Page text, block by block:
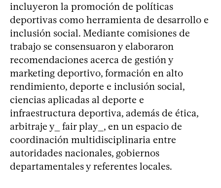
incluyeron la promoción de políticas
deportivas como herramienta de desarrollo e
inclusión social. Mediante comisiones de
trabajo se consensuaron y elaboraron
recomendaciones acerca de gestión y
marketing deportivo, formación en alto
rendimiento, deporte e inclusión social,
ciencias aplicadas al deporte e
infraestructura deportiva, además de ética,
arbitraje y_ fair play_, en un espacio de
coordinación multidisciplinaria entre
autoridades nacionales, gobiernos
departamentales y referentes locales.